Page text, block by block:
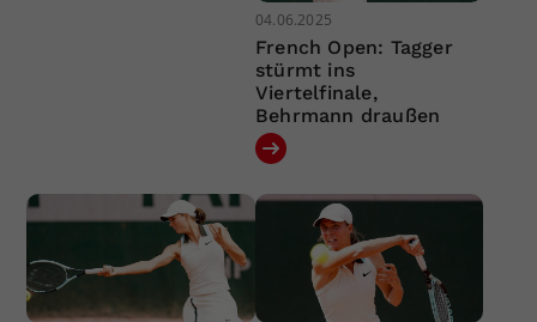
04.06.2025
French Open: Tagger
stürmt ins
Viertelfinale,
Behrmann draußen